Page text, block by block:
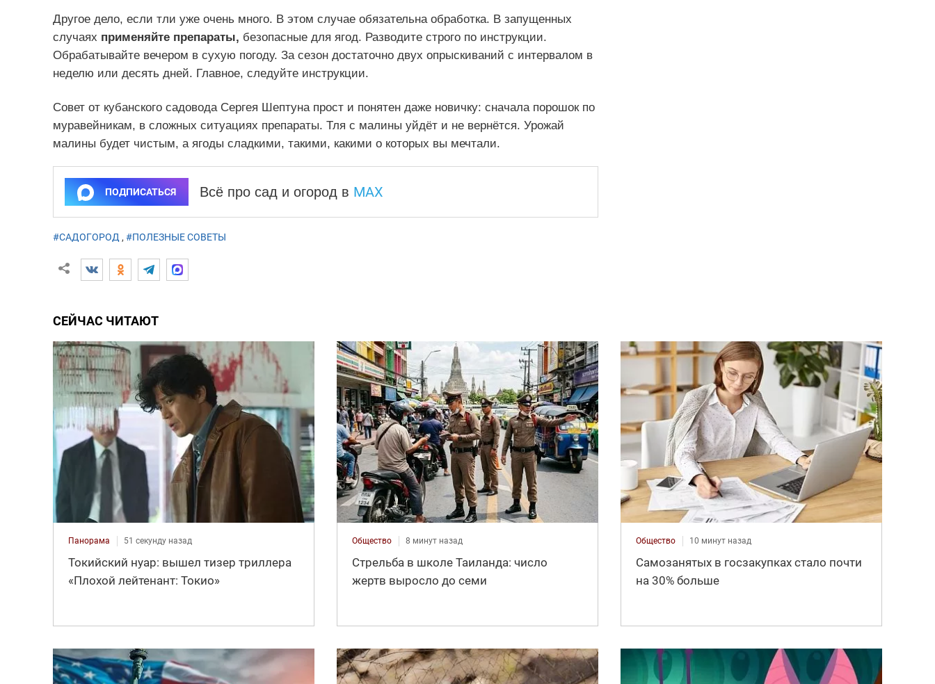
Другое дело, если тли уже очень много. В этом случае обязательна обработка. В запущенных
случаях применяйте препараты, безопасные для ягод. Разводите строго по инструкции.
Обрабатывайте вечером в сухую погоду. За сезон достаточно двух опрыскиваний с интервалом в
неделю или десять дней. Главное, следуйте инструкции.
Совет от кубанского садовода Сергея Шептуна прост и понятен даже новичку: сначала порошок по
муравейникам, в сложных ситуациях препараты. Тля с малины уйдёт и не вернётся. Урожай
малины будет чистым, а ягоды сладкими, такими, какими о которых вы мечтали.
ПОДПИСАТЬСЯ Всё про сад и огород в MAX
#САДОГОРОД , #ПОЛЕЗНЫЕ СОВЕТЫ
СЕЙЧАС ЧИТАЮТ
Панорама 51 секунду назад
Токийский нуар: вышел тизер триллера
«Плохой лейтенант: Токио»
Общество 8 минут назад
Стрельба в школе Таиланда: число
жертв выросло до семи
Общество 10 минут назад
Самозанятых в госзакупках стало почти
на 30% больше